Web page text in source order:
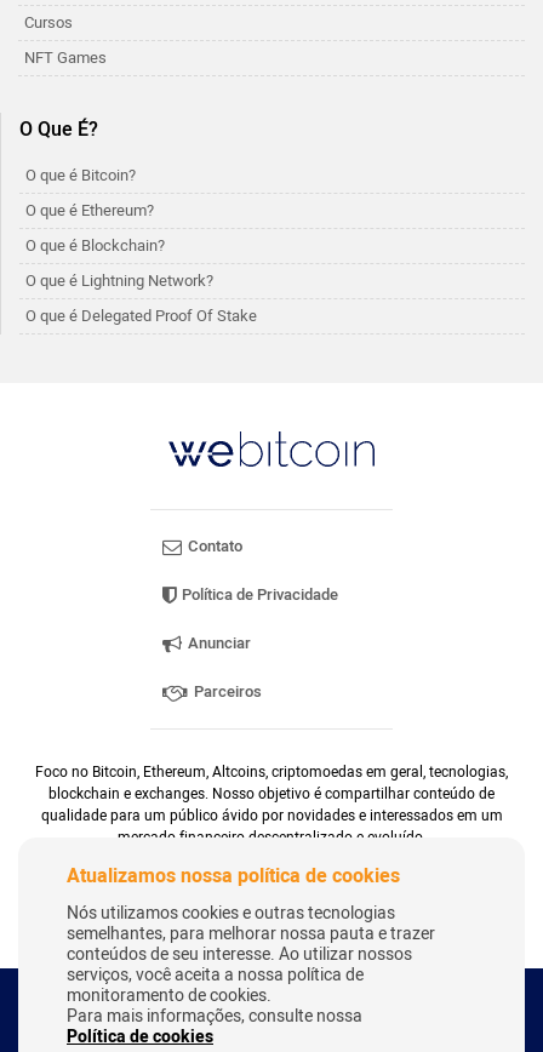
Cursos
NFT Games
O Que É?
O que é Bitcoin?
O que é Ethereum?
O que é Blockchain?
O que é Lightning Network?
O que é Delegated Proof Of Stake
Contato
Política de Privacidade
Anunciar
Parceiros
Foco no Bitcoin, Ethereum, Altcoins, criptomoedas em geral, tecnologias,
blockchain e exchanges. Nosso objetivo é compartilhar conteúdo de
qualidade para um público ávido por novidades e interessados em um
mercado financeiro descentralizado e evoluído.
Copyright Webitcoin 2018 - Todos os Direitos Reservados
Atualizamos nossa política de cookies
Nós utilizamos cookies e outras tecnologias
semelhantes, para melhorar nossa pauta e trazer
conteúdos de seu interesse. Ao utilizar nossos
serviços, você aceita a nossa política de
monitoramento de cookies.
Para mais informações, consulte nossa
Política de cookies